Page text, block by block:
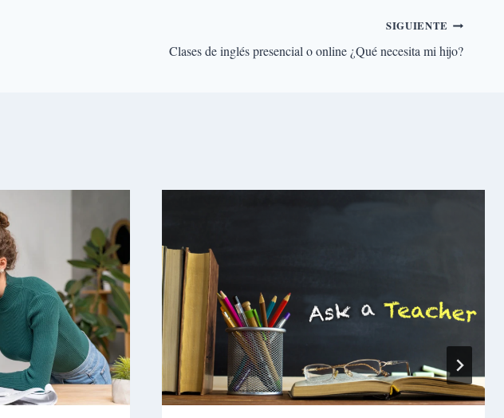
SIGUIENTE
Clases de inglés presencial o online ¿Qué necesita mi hijo?